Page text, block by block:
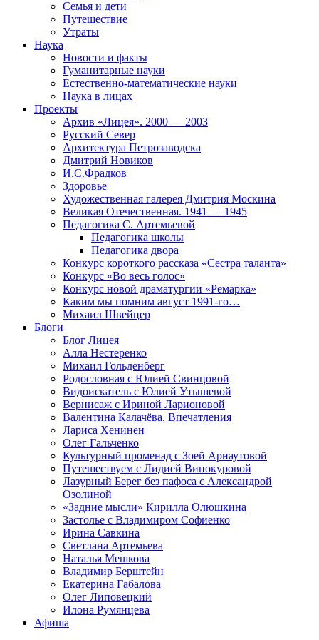
Семья и дети
Путешествие
Утраты
Наука
Новости и факты
Гуманитарные науки
Естественно-математические науки
Наука в лицах
Проекты
Архив «Лицея». 2000 — 2003
Русский Север
Архитектура Петрозаводска
Дмитрий Новиков
И.С.Фрадков
Здоровье
Художественная галерея Дмитрия Москина
Великая Отечественная. 1941 — 1945
Педагогика С. Артемьевой
Педагогика школы
Педагогика двора
Конкурс короткого рассказа «Сестра таланта»
Конкурс «Во весь голос»
Конкурс новой драматургии «Ремарка»
Каким мы помним август 1991-го…
Михаил Швейцер
Блоги
Блог Лицея
Алла Нестеренко
Михаил Гольденберг
Родословная с Юлией Свинцовой
Видоискатель с Юлией Утышевой
Вернисаж с Ириной Ларионовой
Валентина Калачёва. Впечатления
Лариса Хенинен
Олег Гальченко
Культурный променад с Зоей Арнаутовой
Путешествуем с Лидией Винокуровой
Лазурный Берег без пафоса с Александрой
Озолиной
«Задние мысли» Кирилла Олюшкина
Застолье с Владимиром Софиенко
Ирина Савкина
Светлана Артемьева
Наталья Мешкова
Владимир Берштейн
Екатерина Габалова
Олег Липовецкий
Илона Румянцева
Афиша